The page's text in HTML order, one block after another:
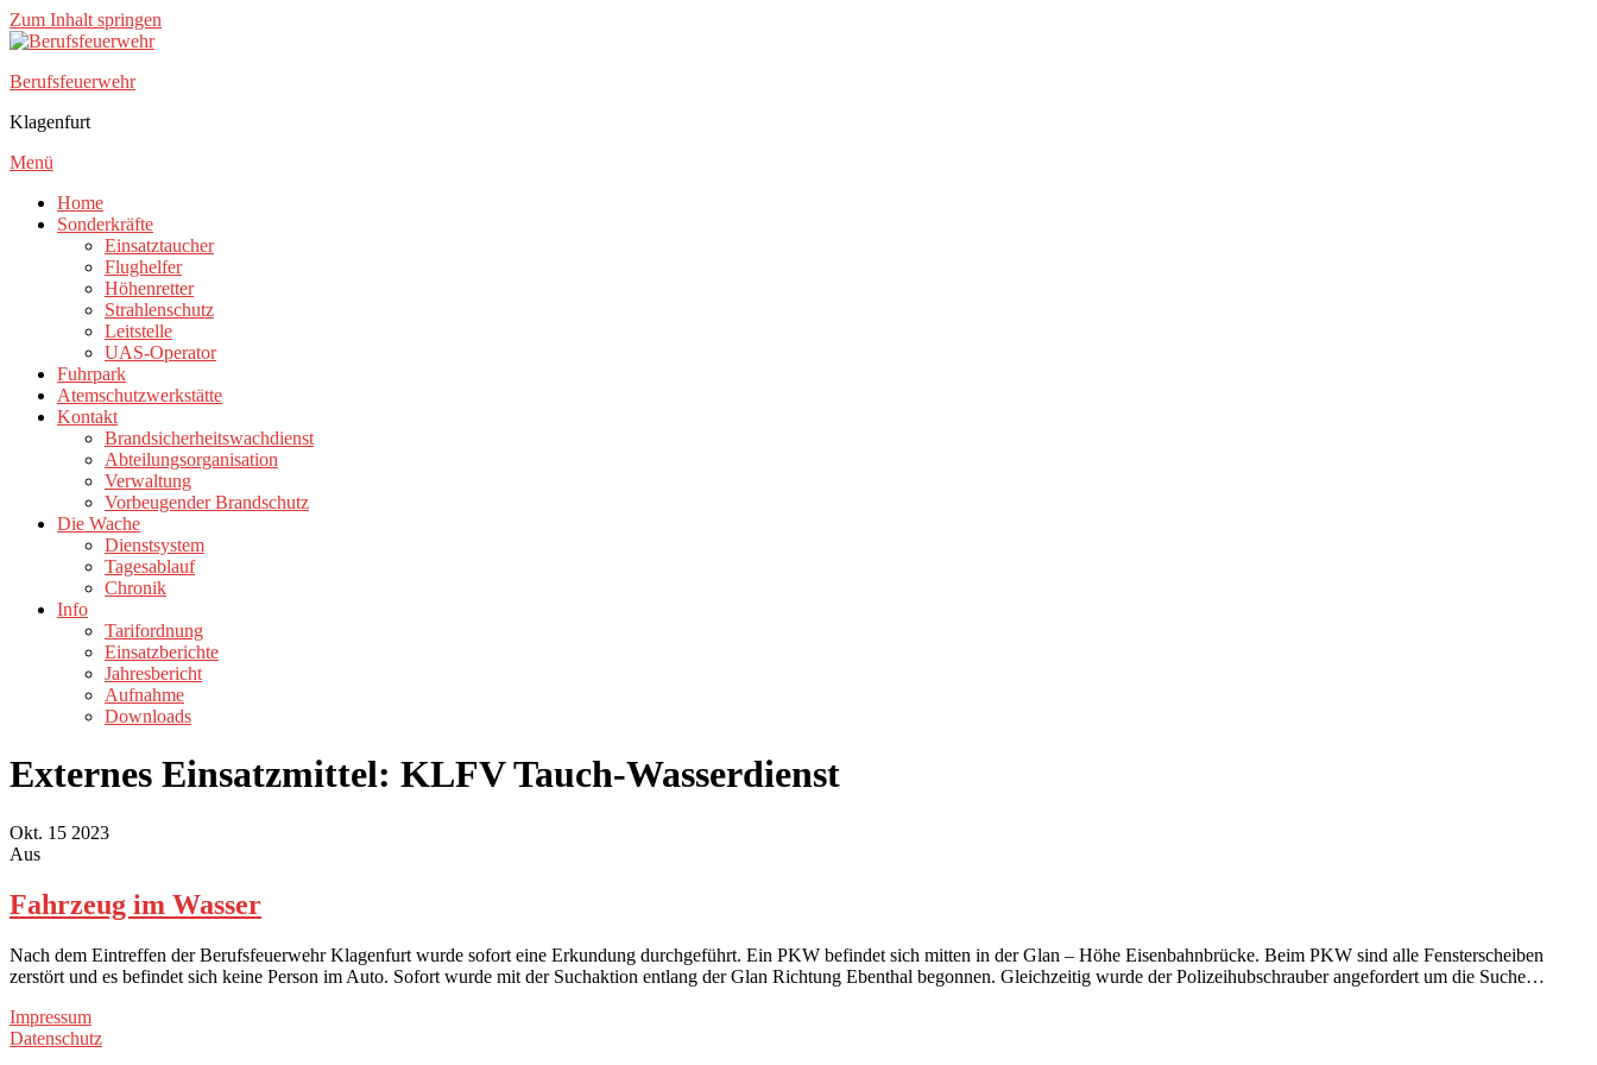
Zum Inhalt springen
Berufsfeuerwehr
Klagenfurt
Menü
Home
Sonderkräfte
Einsatztaucher
Flughelfer
Höhenretter
Strahlenschutz
Leitstelle
UAS-Operator
Fuhrpark
Atemschutzwerkstätte
Kontakt
Brandsicherheitswachdienst
Abteilungsorganisation
Verwaltung
Vorbeugender Brandschutz
Die Wache
Dienstsystem
Tagesablauf
Chronik
Info
Tarifordnung
Einsatzberichte
Jahresbericht
Aufnahme
Downloads
Externes Einsatzmittel: KLFV Tauch-Wasserdienst
Okt. 15 2023
Aus
Fahrzeug im Wasser
Nach dem Eintreffen der Berufsfeuerwehr Klagenfurt wurde sofort eine Erkundung durchgeführt. Ein PKW befindet sich mitten in der Glan – Höhe Eisenbahnbrücke. Beim PKW sind alle Fensterscheiben
zerstört und es befindet sich keine Person im Auto. Sofort wurde mit der Suchaktion entlang der Glan Richtung Ebenthal begonnen. Gleichzeitig wurde der Polizeihubschrauber angefordert um die Suche…
Impressum
Datenschutz